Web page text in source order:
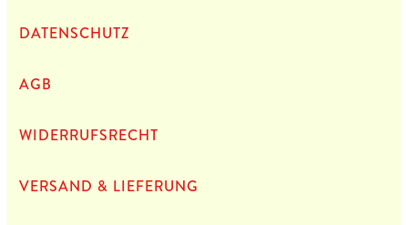
DATEN­SCHUTZ
AGB
WIDERRUFSRECHT
VERSAND & LIEFERUNG